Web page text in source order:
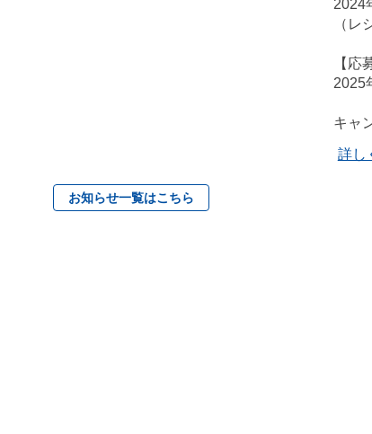
2024
（レ
【応
2025
キャ
詳し
お知らせ一覧はこちら